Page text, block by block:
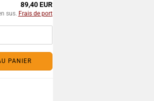
89,40 EUR
sus. Frais de port
PANIER